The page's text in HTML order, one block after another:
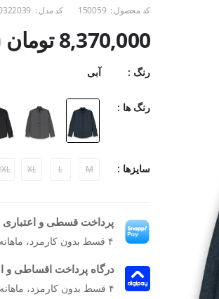
کد محصول : 150059 کد مدل :
8,370,000 تومان
رنگ : آبی
رنگ ها :
سایزها : M
L
XL
پرداخت قسطی و اعتباری
۴ قسط بدون کارمزد، ماهانه ۲٬۰۹۲٬۵۰۰ تومان
درگاه پرداخت اقساطی و
۴ قسط بدون کارمزد، ماهانه 2,092,500 تومان